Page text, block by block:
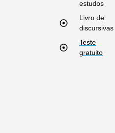
estudos
Livro de
discursivas
Teste
gratuito